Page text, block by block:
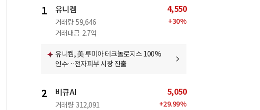
1 유니켐
거래량 59,646
거래대금 2.7억
4,550
+30%
유니켐, 美 루미아 테크놀로지스 100%
인수…전자피부 시장 진출
2 비큐AI
거래량 312,091
5,050
+29.99%